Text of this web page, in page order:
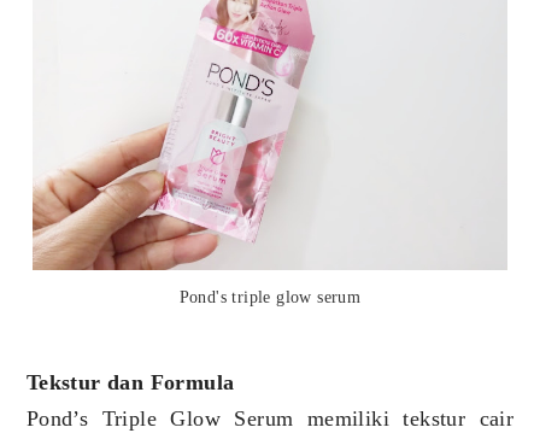
Pond's triple glow serum
Tekstur dan Formula
Pond’s Triple Glow Serum memiliki tekstur cair